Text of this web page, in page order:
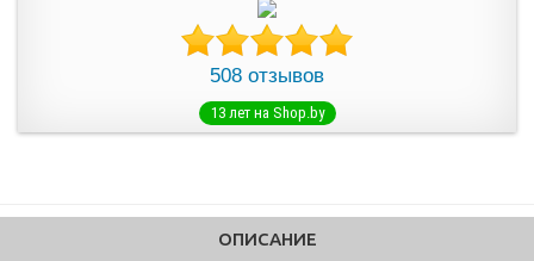
508 отзывов
13 лет на Shop.by
ОПИСАНИЕ